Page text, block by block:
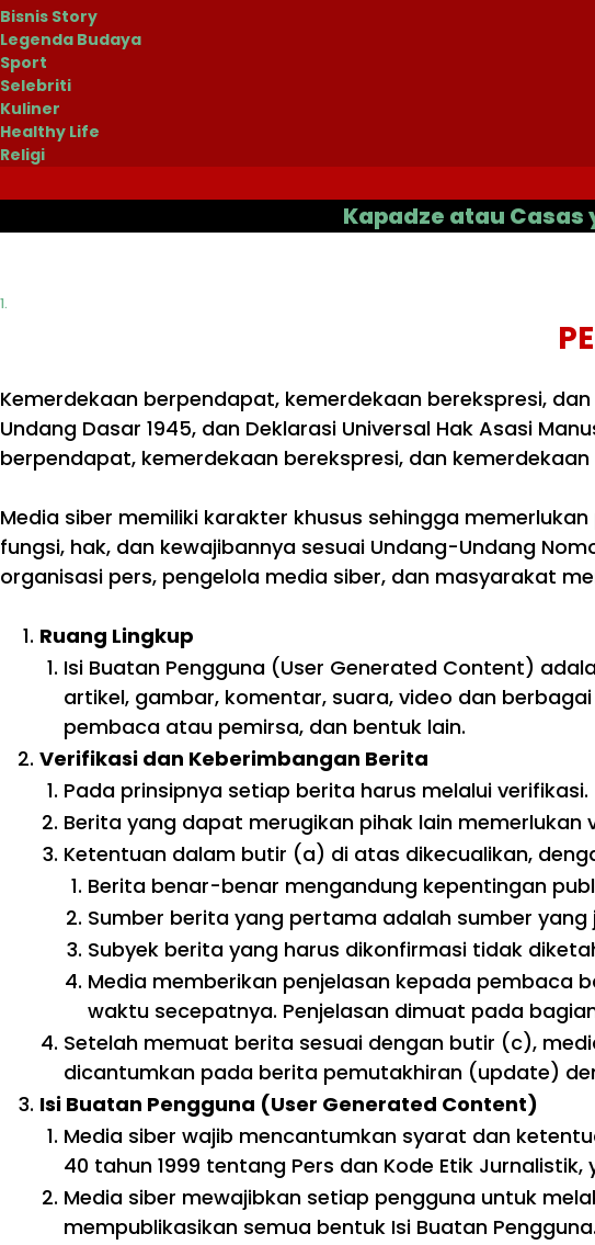
Bisnis Story
Legenda Budaya
Sport
Selebriti
Kuliner
Healthy Life
Religi
Kapadze atau Casas yang
Kemerdekaan berpendapat, kemerdekaan berekspresi,
Undang Dasar 1945, dan Deklarasi Universal Hak Asasi
berpendapat, kemerdekaan berekspresi, dan kemerdekaan
Media siber memiliki karakter khusus sehingga
fungsi, hak, dan kewajibannya sesuai Undang-Undang
organisasi pers, pengelola media siber, dan masyarakat
Ruang Lingkup
Isi Buatan Pengguna (User Generated Content)
artikel, gambar, komentar, suara, video dan
pembaca atau pemirsa, dan bentuk lain.
Verifikasi dan Keberimbangan Berita
Pada prinsipnya setiap berita harus melalui verifikasi.
Berita yang dapat merugikan pihak lain
Ketentuan dalam butir (a) di atas dikecualikan,
Berita benar-benar mengandung kepentingan
Sumber berita yang pertama adalah sumber
Subyek berita yang harus dikonfirmasi tidak
Media memberikan penjelasan kepada pembaca
waktu secepatnya. Penjelasan dimuat pada
Setelah memuat berita sesuai dengan butir (c),
dicantumkan pada berita pemutakhiran (update)
Isi Buatan Pengguna (User Generated Content)
Media siber wajib mencantumkan syarat dan
40 tahun 1999 tentang Pers dan Kode Etik
Media siber mewajibkan setiap pengguna untuk
mempublikasikan semua bentuk Isi Buatan